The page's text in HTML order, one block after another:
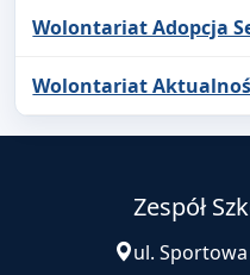
Wolontariat Adopcja
Wolontariat
Zespół
ul. Sportowa